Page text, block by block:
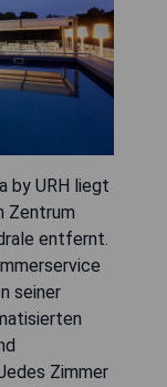
by URH liegt
Zentrum
entfernt.
seiner
Zimmer